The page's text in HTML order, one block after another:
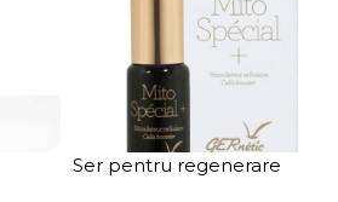
Ser pentru regenerare